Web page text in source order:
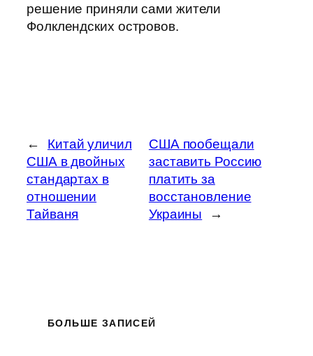
решение приняли сами жители
Фолклендских островов.
←
Китай уличил
США в двойных
стандартах в
отношении
Тайваня
США пообещали
заставить Россию
платить за
восстановление
Украины
→
БОЛЬШЕ ЗАПИСЕЙ